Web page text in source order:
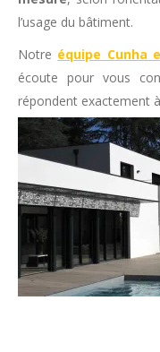
l’usage du bâtiment.
Notre équipe Cunha
écoute pour vous
répondent exactement